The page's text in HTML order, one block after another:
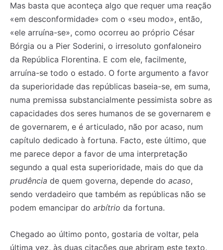
Mas basta que aconteça algo que requer uma reação
«em desconformidade» com o «seu modo», então,
«ele arruína-se», como ocorreu ao próprio César
Bórgia ou a Pier Soderini, o irresoluto gonfaloneiro
da República Florentina. E com ele, facilmente,
arruína-se todo o estado. O forte argumento a favor
da superioridade das repúblicas baseia-se, em suma,
numa premissa substancialmente pessimista sobre as
capacidades dos seres humanos de se governarem e
de governarem, e é articulado, não por acaso, num
capítulo dedicado à fortuna. Facto, este último, que
me parece depor a favor de uma interpretação
segundo a qual esta superioridade, mais do que da
prudência de quem governa, depende do acaso,
sendo verdadeiro que também as repúblicas não se
podem emancipar do arbítrio da fortuna.
Chegado ao último ponto, gostaria de voltar, pela
última vez, às duas citações que abriram este texto,